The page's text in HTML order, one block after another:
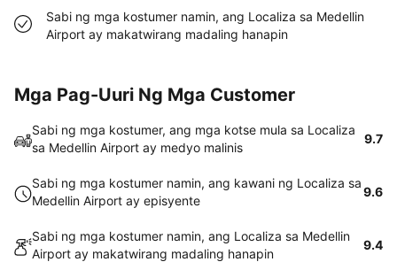
Sabi ng mga kostumer namin, ang Localiza sa Medellin
Airport ay makatwirang madaling hanapin
Mga Pag-Uuri Ng Mga Customer
Sabi ng mga kostumer, ang mga kotse mula sa Localiza
sa Medellin Airport ay medyo malinis
9.7
Sabi ng mga kostumer namin, ang kawani ng Localiza sa
Medellin Airport ay episyente
9.6
Sabi ng mga kostumer namin, ang Localiza sa Medellin
Airport ay makatwirang madaling hanapin
9.4